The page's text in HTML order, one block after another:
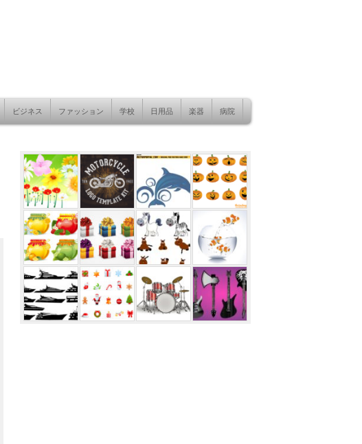
ビジネス ファッション 学校 日用品 楽器 病院